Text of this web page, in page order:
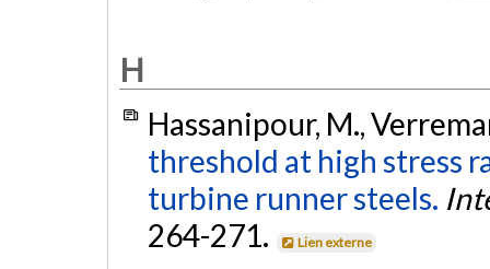
H
Hassanipour, M.,
threshold at high stress
turbine runner steels.
264-271.
Lien externe